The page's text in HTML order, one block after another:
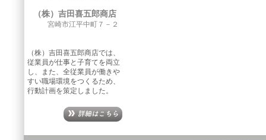
（株）吉田喜五郎商店
宮崎市江平中町７－２
（株）吉田喜五郎商店では、
従業員が仕事と子育てを両立
し、また、全従業員が働きや
すい職場環境をつくるため、
行動計画を策定しました。